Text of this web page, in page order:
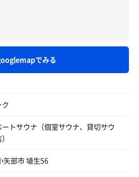
でみる
ートサウナ（個室サウナ、貸切サウ
矢部市 埴生56